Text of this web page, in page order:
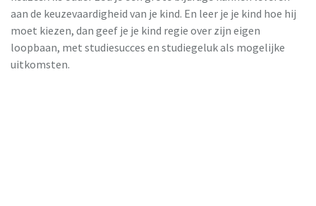
aan de keuzevaardigheid van je kind. En leer je je kind hoe hij
moet kiezen, dan geef je je kind regie over zijn eigen
loopbaan, met studiesucces en studiegeluk als mogelijke
uitkomsten.